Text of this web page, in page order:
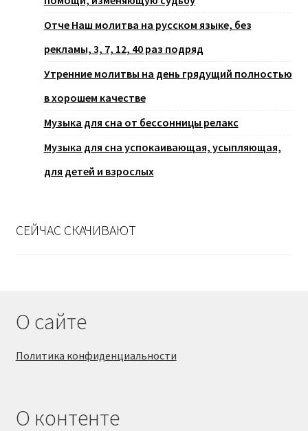
Отче Наш молитва на русском языке, без
рекламы, 3, 7, 12, 40 раз подряд
Утренние молитвы на день грядущий полностью
в хорошем качестве
Музыка для сна от бессонницы релакс
Музыка для сна успокаивающая, усыпляющая,
для детей и взрослых
СЕЙЧАС СКАЧИВАЮТ
О сайте
Политика конфиденциальности
О контенте